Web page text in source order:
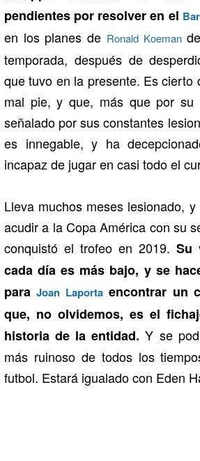
pendientes por resolver en el
en los planes de Ronald Koeman
temporada, después de
que tuvo en la presente. Es cierto
mal pie, y que, más que por su
señalado por sus constantes
es innegable, y ha
incapaz de jugar en casi todo el
Lleva muchos meses lesionado,
acudir a la Copa América con su
conquistó el trofeo en 2019. Su
cada día es más bajo, y se
paraJoan Laportaencontrar un
que, no olvidemos, es el
historia de la entidad. Y se
más ruinoso de todos los
futbol. Estará igualado con Eden